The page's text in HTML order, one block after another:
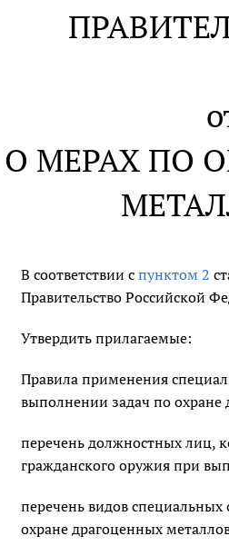
О МЕРАХ ПО
В соответствии спунктом 2
Правительство Российской
Утвердить прилагаемые:
Правила применения
выполнении задач по
перечень должностных лиц,
гражданского оружия при
перечень видов
охране драгоценных